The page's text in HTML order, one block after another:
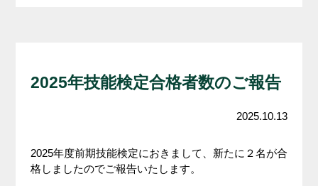
2025年技能検定合格者数のご報告
2025.10.13
2025年度前期技能検定におきまして、新たに２名が合
格しましたのでご報告いたします。